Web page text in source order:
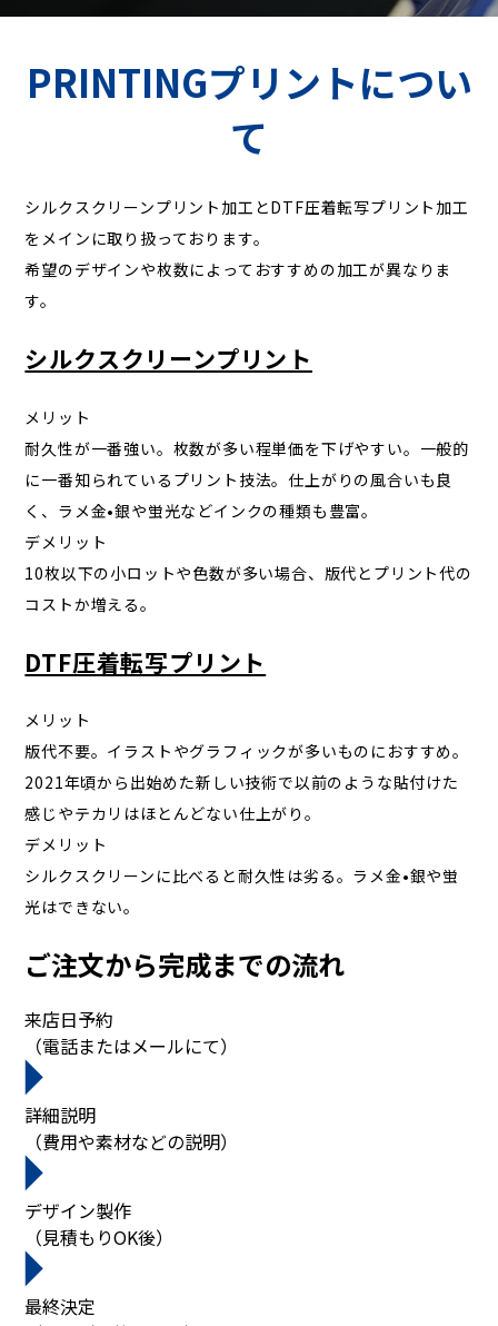
PRINTINGプリントについ
て
シルクスクリーンプリント加工とDTF圧着転写プリント加工
をメインに取り扱っております。
希望のデザインや枚数によっておすすめの加工が異なりま
す。
シルクスクリーンプリント
メリット
耐久性が一番強い。枚数が多い程単価を下げやすい。一般的
に一番知られているプリント技法。仕上がりの風合いも良
く、ラメ金•銀や蛍光などインクの種類も豊富。
デメリット
10枚以下の小ロットや色数が多い場合、版代とプリント代の
コストか増える。
DTF圧着転写プリント
メリット
版代不要。イラストやグラフィックが多いものにおすすめ。
2021年頃から出始めた新しい技術で以前のような貼付けた
感じやテカリはほとんどない仕上がり。
デメリット
シルクスクリーンに比べると耐久性は劣る。ラメ金•銀や蛍
光はできない。
ご注文から完成までの流れ
来店日予約
（電話またはメールにて）
詳細説明
（費用や素材などの説明）
デザイン製作
（見積もりOK後）
最終決定